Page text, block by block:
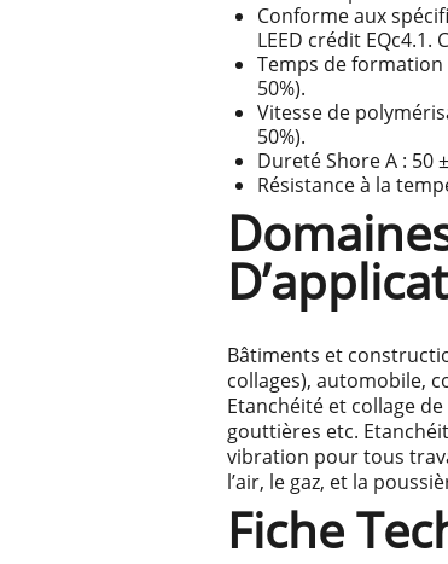
Conforme aux
LEED crédit EQc4.1.
Temps de formation
50%).
Vitesse de
50%).
Dureté Shore A : 50
Résistance à la
Bâtiments et
collages), automobile,
Etanchéité et collage
gouttières etc.
vibration pour tous
l’air, le gaz, et la
Fiche